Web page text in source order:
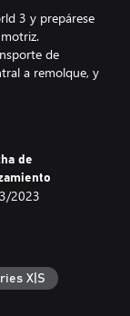
3 y prepárese
de
a remolque, y
de
2023
X|S